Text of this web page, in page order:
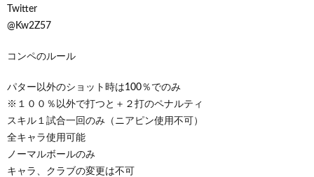
Twitter
@Kw2Z57
コンペのルール
パター以外のショット時は100％でのみ
※１００％以外で打つと＋２打のペナルティ
スキル１試合一回のみ（ニアピン使用不可）
全キャラ使用可能
ノーマルボールのみ
キャラ、クラブの変更は不可